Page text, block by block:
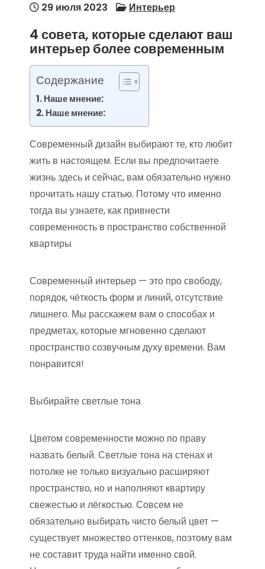
29 июля 2023 Интерьер
4 совета, которые сделают ваш
интерьер более современным
Содержание
Наше мнение:
Наше мнение:
Современный дизайн выбирают те, кто любит
жить в настоящем. Если вы предпочитаете
жизнь здесь и сейчас, вам обязательно нужно
прочитать нашу статью. Потому что именно
тогда вы узнаете, как привнести
современность в пространство собственной
квартиры
Современный интерьер — это про свободу,
порядок, чёткость форм и линий, отсутствие
лишнего. Мы расскажем вам о способах и
предметах, которые мгновенно сделают
пространство созвучным духу времени. Вам
понравится!
Выбирайте светлые тона
Цветом современности можно по праву
назвать белый. Светлые тона на стенах и
потолке не только визуально расширяют
пространство, но и наполняют квартиру
свежестью и лёгкостью. Совсем не
обязательно выбирать чисто белый цвет —
существует множество оттенков, поэтому вам
не составит труда найти именно свой.